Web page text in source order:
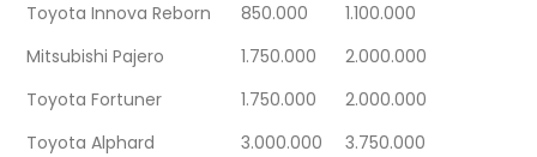
Toyota Innova Reborn
850.000
1.100.000
Mitsubishi Pajero
1.750.000
2.000.000
Toyota Fortuner
1.750.000
2.000.000
Toyota Alphard
3.000.000 3.750.000